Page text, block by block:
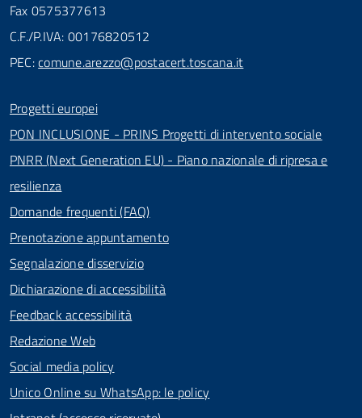
Fax 0575377613
C.F./P.IVA: 00176820512
PEC:comune.arezzo@postacert.toscana.it
Progetti europei
PON INCLUSIONE - PRINS Progetti di intervento sociale
PNRR (Next Generation EU) - Piano nazionale di ripresa e
resilienza
Domande frequenti (FAQ)
Prenotazione appuntamento
Segnalazione disservizio
Dichiarazione di accessibilità
Feedback accessibilità
Redazione Web
Social media policy
Unico Online su WhatsApp: le policy